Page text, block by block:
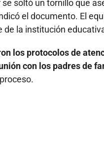
se soltó un tornillo que
el documento. El
la institución
los protocolos de
con los padres de